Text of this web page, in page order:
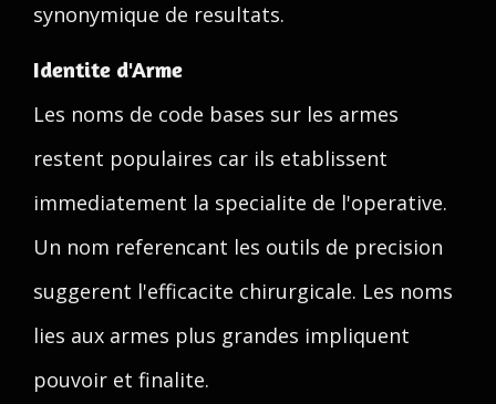
synonymique de resultats.
Identite d'Arme
Les noms de code bases sur les armes
restent populaires car ils etablissent
immediatement la specialite de l'operative.
Un nom referencant les outils de precision
suggerent l'efficacite chirurgicale. Les noms
lies aux armes plus grandes impliquent
pouvoir et finalite.